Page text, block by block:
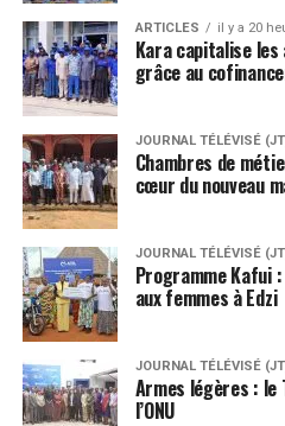
ARTICLES il y a 20
Kara capitalise
grâce au
JOURNAL TÉLÉVISÉ
Chambres de
cœur du nouveau
JOURNAL TÉLÉVISÉ
Programme Kafui :
aux femmes à Edzi
JOURNAL TÉLÉVISÉ
Armes légères : le
l’ONU